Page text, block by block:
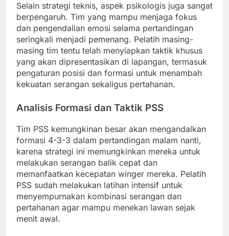
Selain strategi teknis, aspek psikologis juga sangat
berpengaruh. Tim yang mampu menjaga fokus
dan pengendalian emosi selama pertandingan
seringkali menjadi pemenang. Pelatih masing-
masing tim tentu telah menyiapkan taktik khusus
yang akan dipresentasikan di lapangan, termasuk
pengaturan posisi dan formasi untuk menambah
kekuatan serangan sekaligus pertahanan.
Analisis Formasi dan Taktik PSS
Tim PSS kemungkinan besar akan mengandalkan
formasi 4-3-3 dalam pertandingan malam nanti,
karena strategi ini memungkinkan mereka untuk
melakukan serangan balik cepat dan
memanfaatkan kecepatan winger mereka. Pelatih
PSS sudah melakukan latihan intensif untuk
menyempurnakan kombinasi serangan dan
pertahanan agar mampu menekan lawan sejak
menit awal.